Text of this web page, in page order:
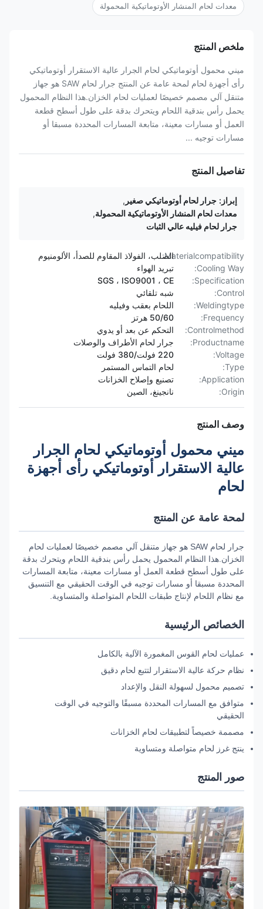
معدات لحام المنشار الأوتوماتيكية المحمولة
ملخص المنتج
ميني محمول أوتوماتيكي لحام الجرار عالية الاستقرار أوتوماتيكي
رأى أجهزة لحام لمحة عامة عن المنتج جرار لحام SAW هو جهاز
متنقل آلي مصمم خصيصًا لعمليات لحام الخزان.هذا النظام المحمول
يحمل رأس بندقية اللحام ويتحرك بدقة على طول أسطح قطعة
العمل أو مسارات معينة، متابعة المسارات المحددة مسبقا أو
مسارات توجيه ...
تفاصيل المنتج
إبراز: جرار لحام أوتوماتيكي صغير ,
معدات لحام المنشار الأوتوماتيكية المحمولة,
جرار لحام فيليه عالي الثبات
Materialcompatibility:الصلب، الفولاذ المقاوم للصدأ، الألومنيوم
Cooling Way:
تبريد الهواء
Specification:
SGS ، ISO9001 ، CE
Control:
شبه تلقائي
Weldingtype:
اللحام بعقب وفيليه
Frequency:
50/60 هرتز
Controlmethod:
التحكم عن بعد أو يدوي
Productname:
جرار لحام الأطراف والوصلات
Voltage:
220 فولت/380 فولت
Type:
لحام التماس المستمر
Application:
تصنيع وإصلاح الخزانات
Origin:
نانجينغ، الصين
وصف المنتج
ميني محمول أوتوماتيكي لحام الجرار
عالية الاستقرار أوتوماتيكي رأى أجهزة
لحام
لمحة عامة عن المنتج
جرار لحام SAW هو جهاز متنقل آلي مصمم خصيصًا لعمليات لحام
الخزان.هذا النظام المحمول يحمل رأس بندقية اللحام ويتحرك بدقة
على طول أسطح قطعة العمل أو مسارات معينة، متابعة المسارات
المحددة مسبقا أو مسارات توجيه في الوقت الحقيقي مع التنسيق
مع نظام اللحام لإنتاج طبقات اللحام المتواصلة والمتساوية.
الخصائص الرئيسية
عمليات لحام القوس المغمورة الآلية بالكامل
نظام حركة عالية الاستقرار لتتبع لحام دقيق
تصميم محمول لسهولة النقل والإعداد
متوافق مع المسارات المحددة مسبقًا والتوجيه في الوقت
الحقيقي
مصممة خصيصاً لتطبيقات لحام الخزانات
ينتج غرز لحام متواصلة ومتساوية
صور المنتج